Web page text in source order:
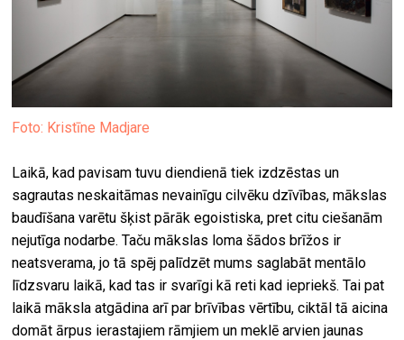
Foto: Kristīne Madjare
Laikā, kad pavisam tuvu diendienā tiek izdzēstas un
sagrautas neskaitāmas nevainīgu cilvēku dzīvības, mākslas
baudīšana varētu šķist pārāk egoistiska, pret citu ciešanām
nejutīga nodarbe. Taču mākslas loma šādos brīžos ir
neatsverama, jo tā spēj palīdzēt mums saglabāt mentālo
līdzsvaru laikā, kad tas ir svarīgi kā reti kad iepriekš. Tai pat
laikā māksla atgādina arī par brīvības vērtību, ciktāl tā aicina
domāt ārpus ierastajiem rāmjiem un meklē arvien jaunas